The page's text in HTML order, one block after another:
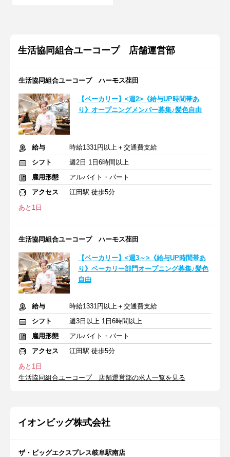
生活協同組合ユーコープ 店舗運営部
生活協同組合ユーコープ ハーモス荏田
【ベーカリー】<週2>《給与UP時間帯あ
り》オープニングメンバー募集♪髪色自由
給与
時給1331円以上＋交通費支給
シフト
週2日 1日6時間以上
雇用形態
アルバイト・パート
アクセス
江田駅 徒歩5分
あと1日
生活協同組合ユーコープ ハーモス荏田
【ベーカリー】<週3～>《給与UP時間帯あ
り》ベーカリー部門オープニング募集♪髪色
自由
給与
時給1331円以上＋交通費支給
シフト
週3日以上 1日6時間以上
雇用形態
アルバイト・パート
アクセス
江田駅 徒歩5分
あと1日
生活協同組合ユーコープ 店舗運営部の求人一覧を見る
イオンビッグ株式会社
ザ・ビッグエクスプレス岐阜駅南店